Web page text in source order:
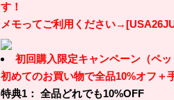
す！
メモってご利用ください
初回購入限定キャンペーン（ペッ
初めてのお買い物で全品10%オフ＋
特典1： 全品どれでも10%OFF